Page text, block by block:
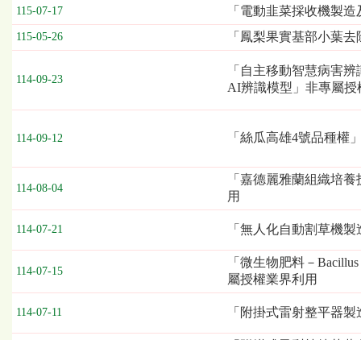
列
表，
欄
依
為：
布
截
標
日
開
標
日
115-07-17 「電動韭菜採收機製
115-05-26 「鳳梨果實基部小葉
114-09-23
「自主移動智慧病害
AI辨識模型」非專屬授
114-09-12 「絲瓜高雄4號品種權
114-08-04
「嘉德麗雅蘭組織培
用
114-07-21 「無人化自動割草機
114-07-15
「微生物肥料－
屬授權業界利用
114-07-11 「附掛式雷射整平器